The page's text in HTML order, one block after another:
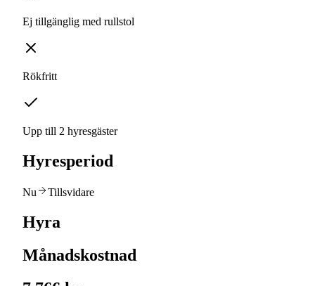
Ej tillgänglig med rullstol
Rökfritt
Upp till 2 hyresgäster
Hyresperiod
Nu Tillsvidare
Hyra
Månadskostnad